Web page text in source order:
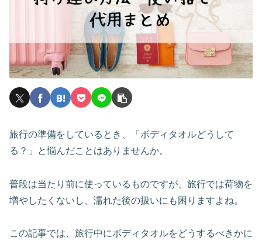
旅行の準備をしているとき、「ボディタオルどうして
る？」と悩んだことはありませんか。
普段は当たり前に使っているものですが、旅行では荷物を
増やしたくないし、濡れた後の扱いにも困りますよね。
この記事では、旅行中にボディタオルをどうするべきかに